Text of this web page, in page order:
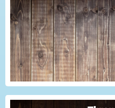
Sie haben Fragen zum Thema
Oder wollten schon immer mal
Geschichten für die
nutzen kann? Dann haben wir